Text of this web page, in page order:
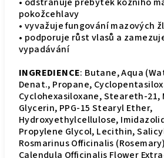
pokožcehlavy
• vyvažuje fungování mazových
• podporuje růst vlasů a
vypadávání
INGREDIENCE: Butane, Aqua
Denat., Propane,
Cyclohexasiloxane, Steareth-21,
Glycerin, PPG-15 Stearyl Ether,
Hydroxyethylcellulose,
Propylene Glycol, Lecithin,
Rosmarinus Officinalis
Calendula Officinalis Flower